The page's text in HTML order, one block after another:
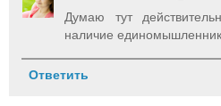
Думаю тут
наличие
Ответить